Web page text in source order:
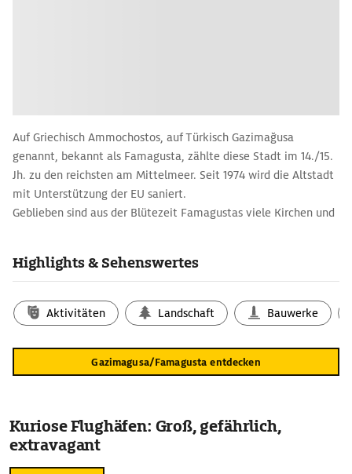
Auf Griechisch Ammochostos, auf Türkisch Gazimağusa
genannt, bekannt als Famagusta, zählte diese Stadt im 14./15.
Jh. zu den reichsten am Mittelmeer. Seit 1974 wird die Altstadt
mit Unterstützung der EU saniert.
Geblieben sind aus der Blütezeit Famagustas viele Kirchen und
der Vielfalt der Stilrichtungen und der einst hier lebenden
Nestorianer und die Doppelkirche des Templer- und
Johanniterordens. Nur noch in Ruinen steht die
Franziskanerkirche aus dem 13. Jh.
Highlights & Sehenswertes
Aktivitäten Landschaft Bauwerke
Gazimagusa/Famagusta entdecken
Kuriose Flughäfen: Groß, gefährlich,
extravagant